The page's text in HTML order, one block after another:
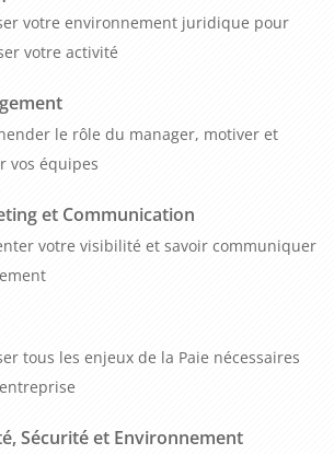
votre environnement juridique pour
votre activité
le rôle du manager, motiver et
vos équipes
et Communication
votre visibilité et savoir communiquer
tous les enjeux de la Paie nécessaires
Sécurité et Environnement